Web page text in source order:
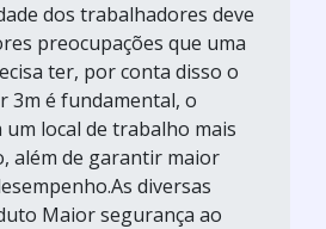
dos trabalhadores deve
preocupações que uma
ter, por conta disso o
3m é fundamental, o
local de trabalho mais
além de garantir maior
diversas
Maior segurança ao